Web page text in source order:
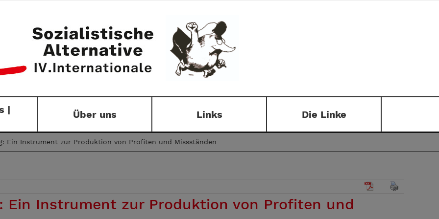
|
Über uns Links Die Linke
Ein Instrument zur Produktion von Profiten und Missständen
Ein Instrument zur Produktion von Profiten und